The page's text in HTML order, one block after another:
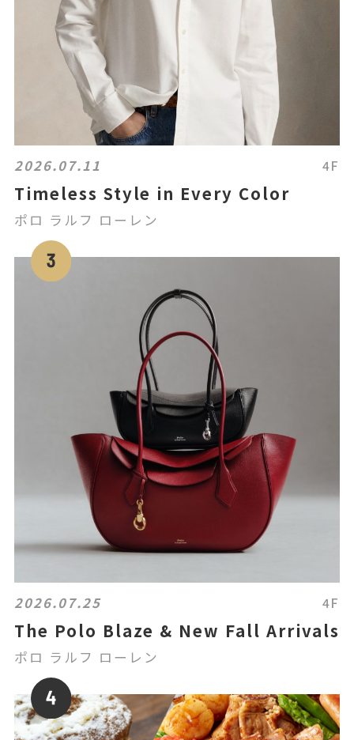
2026.07.11 4F
Timeless Style in Every Color
ポロ ラルフ ローレン
2026.07.25 4F
The Polo Blaze & New Fall Arrivals
ポロ ラルフ ローレン